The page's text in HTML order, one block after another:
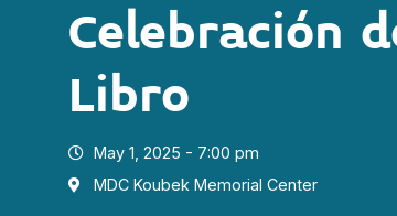
Celebración
Libro
May 1, 2025 - 7:00 pm
MDC Koubek Memorial Center